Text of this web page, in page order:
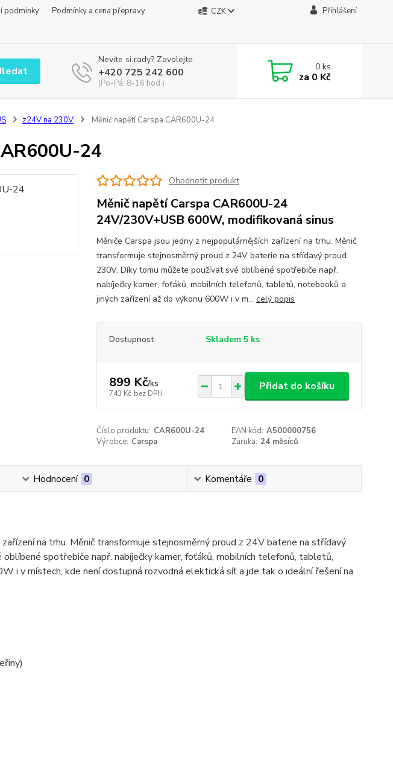
podmínky
Podmínky a cena přepravy
CZK Přihlášení
Nevíte si rady? Zavolejte.
+420 725 242 600
(Po-Pá, 8-16 hod.)
0ks
za 0 Kč
z24V na 230V Měnič napětí Carspa CAR600U-24
24
Ohodnotit produkt
Měnič napětí Carspa CAR600U-24
24V/230V+USB 600W, modifikovaná sinus
Měniče Carspa jsou jedny z nejpopulárnějších zařízení na trhu. Měnič
transformuje stejnosměrný proud z 24V baterie na střídavý proud
230V. Díky tomu můžete používat své oblíbené spotřebiče např.
nabíječky kamer, foťáků, mobilních telefonů, tabletů, notebooků a
jiných zařízení až do výkonu 600W i v m... celý popis
Dostupnost Skladem 5 ks
899 Kč/ks
743 Kč bez DPH
Přidat do košíku
Číslo produktu: CAR600U-24 EAN kód: A500000756
Výrobce: Carspa Záruka: 24 měsíců
Hodnocení 0 Komentáře 0
na trhu. Měnič transformuje stejnosměrný proud z 24V baterie na střídavý
spotřebiče např. nabíječky kamer, foťáků, mobilních telefonů, tabletů,
i v místech, kde není dostupná rozvodná elektická síť a jde tak o ideální řešení na